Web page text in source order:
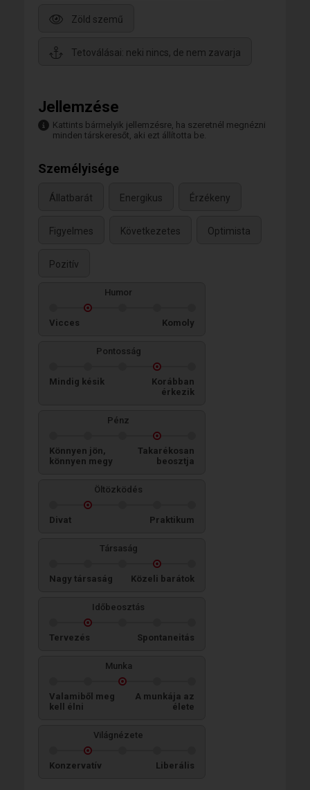
Zöld szemű
Tetoválásai: neki nincs, de nem zavarja
Jellemzése
Kattints bármelyik jellemzésre, ha szeretnél megnézni
minden társkeresőt, aki ezt állította be.
Személyisége
Állatbarát Energikus Érzékeny
Figyelmes Következetes Optimista
Pozitív
Humor
Vicces Komoly
Pontosság
Mindig késik
Korábban
érkezik
Pénz
Könnyen jön,
könnyen megy
Takarékosan
beosztja
Öltözködés
Divat Praktikum
Társaság
Nagy társaság Közeli barátok
Időbeosztás
Tervezés Spontaneitás
Munka
Valamiből meg
kell élni
A munkája az
élete
Világnézete
Konzervatív Liberális